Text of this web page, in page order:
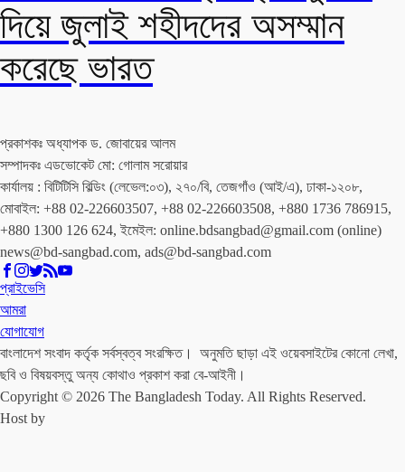
দিয়ে জুলাই শহীদদের অসম্মান
করেছে ভারত
প্রকাশকঃ অধ্যাপক ড. জোবায়ের আলম
সম্পাদকঃ এডভোকেট মো: গোলাম সরোয়ার
কার্যালয় : বিটিটিসি বিল্ডিং (লেভেল:০৩), ২৭০/বি, তেজগাঁও (আই/এ), ঢাকা-১২০৮,
মোবাইল: +88 02-226603507, +88 02-226603508, +880 1736 786915,
+880 1300 126 624, ইমেইল: online.bdsangbad@gmail.com (online)
news@bd-sangbad.com, ads@bd-sangbad.com
প্রাইভেসি
আমরা
যোগাযোগ
বাংলাদেশ সংবাদ কর্তৃক সর্বস্বত্ব সংরক্ষিত। অনুমতি ছাড়া এই ওয়েবসাইটের কোনো লেখা,
ছবি ও বিষয়বস্তু অন্য কোথাও প্রকাশ করা বে-আইনী।
Copyright © 2026 The Bangladesh Today. All Rights Reserved.
Host by